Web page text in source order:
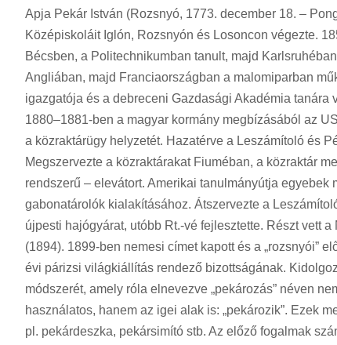
Apja Pekár István (Rozsnyó, 1773. december 18. –
Középiskoláit Iglón, Rozsnyón és Losoncon végezte.
Bécsben, a Politechnikumban tanult, majd
Angliában, majd Franciaországban a malomiparban
igazgatója és a debreceni Gazdasági Akadémia
1880–1881-ben a magyar kormány megbízásából az
a közraktárügy helyzetét. Hazatérve a Leszámítoló és
Megszervezte a közraktárakat Fiuméban, a közraktár
rendszerű – elevátort. Amerikai tanulmányútja
gabonatárolók kialakításához. Átszervezte a
újpesti hajógyárat, utóbb Rt.-vé fejlesztette. Részt vett
(1894). 1899-ben nemesi címet kapott és a „rozsnyói”
évi párizsi világkiállítás rendező bizottságának.
módszerét, amely róla elnevezve „pekározás” néven
használatos, hanem az igei alak is: „pekározik”. Ezek
pl. pekárdeszka, pekársimító stb. Az előző fogalmak